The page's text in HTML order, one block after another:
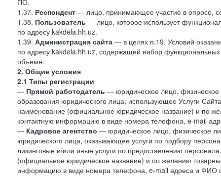
ПО.
1.37. Респондент — лицо, принимающее участие в опросе,
1.38. Пользователь — лицо, которое использует
по адресу kakdela.hh.uz.
1.39. Администрация сайта — в целях п.19. Условий
по адресу kakdela.hh.uz, содержащей набор
объеме.
2. Общие условия
2.1 Типы регистрации
— Прямой работодатель — юридическое лицо,
образования юридического лица; использующее Услуги
наименование (официальное юридическое название) и по
контактную информацию в виде номера телефона, e-mail
— Кадровое агентство — юридическое лицо, физическое
юридического лица, оказывающее услуги по подбору
лизинговые и/или иные услуги по предоставлению
(официальное юридическое название) и по желанию
информацию в виде номера телефона, e-mail адреса и ФИО